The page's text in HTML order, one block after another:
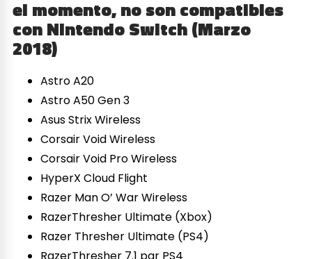
el momento, no son compatibles
con Nintendo Switch (Marzo
2018)
Astro A20
Astro A50 Gen 3
Asus Strix Wireless
Corsair Void Wireless
Corsair Void Pro Wireless
HyperX Cloud Flight
Razer Man O’ War Wireless
RazerThresher Ultimate (Xbox)
Razer Thresher Ultimate (PS4)